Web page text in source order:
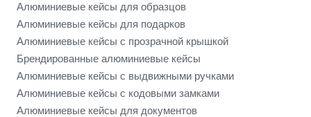
Алюминиевые кейсы для образцов
Алюминиевые кейсы для подарков
Алюминиевые кейсы с прозрачной крышкой
Брендированные алюминиевые кейсы
Алюминиевые кейсы с выдвижными ручками
Алюминиевые кейсы с кодовыми замками
Алюминиевые кейсы для документов